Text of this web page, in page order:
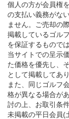
個人の方が会員権
の支払い義務がな
ません。ご売却の
掲載しているゴル
を保証するもので
当サイトでの呈示
た価格を優先し、
として掲載してあり
また、同じゴルフ
格が異なる場合が
討の上、お取引条
未掲載の平日会員(